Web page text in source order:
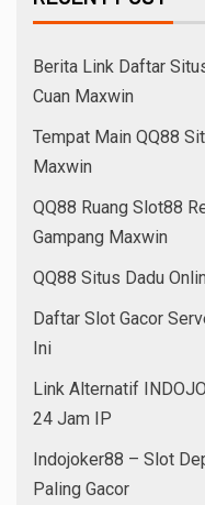
Berita Link Daftar
Cuan Maxwin
Tempat Main QQ88
Maxwin
QQ88 Ruang Slot88
Gampang Maxwin
QQ88 Situs Dadu
Daftar Slot Gacor
Ini
Link Alternatif
24 Jam IP
Indojoker88 – Slot
Paling Gacor